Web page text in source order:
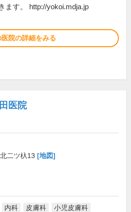
ます。 http://yokoi.mdja.jp
医院の詳細をみる
医院
二ツ杁13 [地図]
内科 皮膚科 小児皮膚科